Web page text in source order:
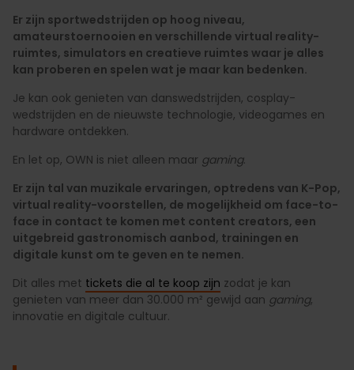
Er zijn sportwedstrijden op hoog niveau,
amateurstoernooien en verschillende virtual reality-
ruimtes, simulators en creatieve ruimtes waar je alles
kan proberen en spelen wat je maar kan bedenken.
Je kan ook genieten van danswedstrijden, cosplay-
wedstrijden en de nieuwste technologie, videogames en
hardware ontdekken.
En let op, OWN is niet alleen maar gaming.
Er zijn tal van muzikale ervaringen, optredens van K-Pop,
virtual reality-voorstellen, de mogelijkheid om face-to-
face in contact te komen met content creators, een
uitgebreid gastronomisch aanbod, trainingen en
digitale kunst om te geven en te nemen.
Dit alles met tickets die al te koop zijn zodat je kan
genieten van meer dan 30.000 m² gewijd aan gaming,
innovatie en digitale cultuur.